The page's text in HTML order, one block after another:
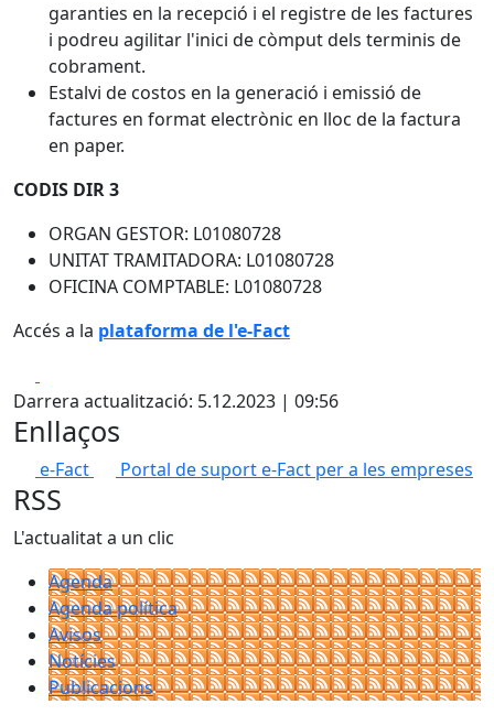
garanties en la recepció i el registre de les factures
i podreu agilitar l'inici de còmput dels terminis de
cobrament.
Estalvi de costos en la generació i emissió de
factures en format electrònic en lloc de la factura
en paper.
CODIS DIR 3
ORGAN GESTOR: L01080728
UNITAT TRAMITADORA: L01080728
OFICINA COMPTABLE: L01080728
Accés a la plataforma de l'e-Fact
Darrera actualització: 5.12.2023 | 09:56
Enllaços
e-Fact Portal de suport e-Fact per a les empreses
RSS
L'actualitat a un clic
Agenda
Agenda política
Avisos
Notícies
Publicacions